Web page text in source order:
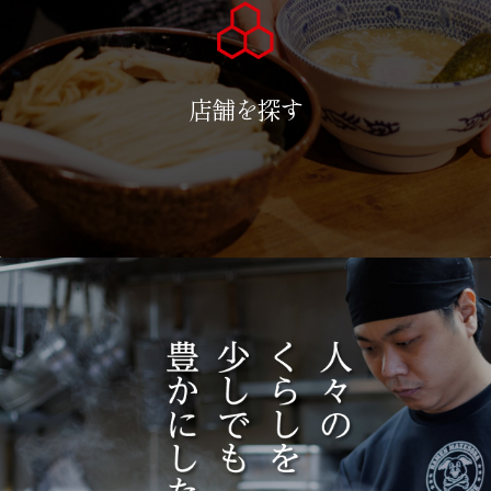
店舗を探す